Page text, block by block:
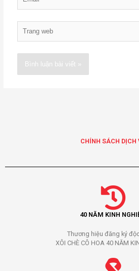
web
CHÍNH SÁCH DỊCH
40 NĂM KINH
Thương hiệu đăng ký
XÔI CHÈ CÔ HOA 40 NĂM